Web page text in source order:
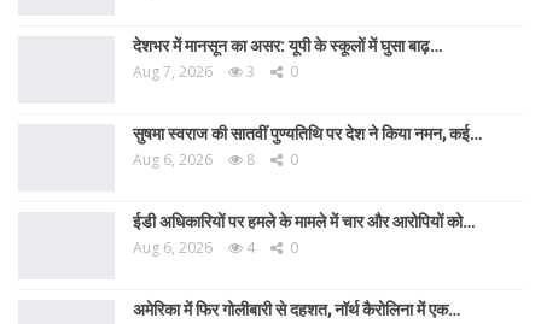
देशभर में मानसून का असर: यूपी के स्कूलों में घुसा बाढ़…
Aug 7, 2026 3 0
सुषमा स्वराज की सातवीं पुण्यतिथि पर देश ने किया नमन, कई…
Aug 6, 2026 8 0
ईडी अधिकारियों पर हमले के मामले में चार और आरोपियों को…
Aug 6, 2026 4 0
अमेरिका में फिर गोलीबारी से दहशत, नॉर्थ कैरोलिना में एक…